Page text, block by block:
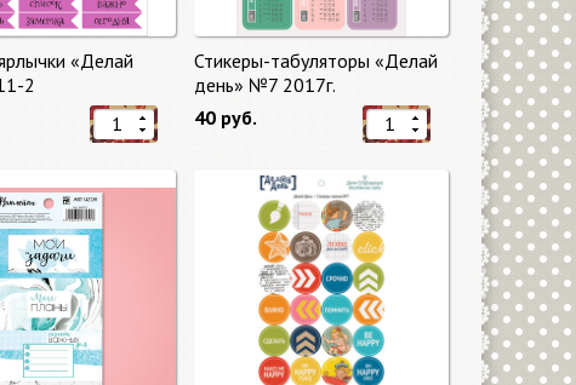
«Делай
2
Стикеры-табуляторы «Делай
день» №7 2017г.
40 руб.